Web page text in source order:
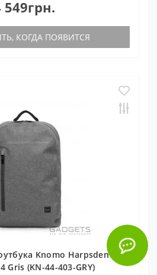
549грн.
КОГДА ПОЯВИТСЯ
Knomo Harpsden
Gris (KN-44-403-GRY)